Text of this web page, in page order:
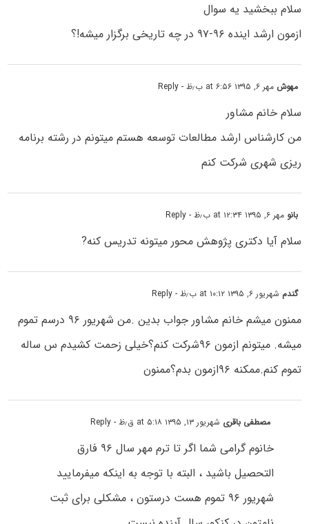
سلام ببخشید یه سوال
ازمون ارشد اینده ۹۶-۹۷ در چه تاریخی برگزار میشه!؟
مهوش مهر ۶, ۱۳۹۵ at ۶:۵۶ ب٫ظ - Reply
سلام خانم مشاور
من کارشناس ارشد مطالعات توسعه هستم میتونم در رشته برنامه
ریزی شهری شرکت کنم
بانو مهر ۶, ۱۳۹۵ at ۱۲:۳۴ ب٫ظ - Reply
سلام آیا دکتری پژوهش محور میتونه تدریس کنه?
گندم شهریور ۶, ۱۳۹۵ at ۱۰:۱۲ ب٫ظ - Reply
ممنون میشم خانم مشاور جواب بدین .من شهریور ۹۶ درسم تموم
میشه. میتونم ازمون ۹۶شرکت کنم؟خیلی زحمت کشیدم س ساله
تموم کنم.ممکنه ۹۶ازمون بدم؟ممنون
مصطفی باقری شهریور ۱۳, ۱۳۹۵ at ۵:۱۸ ق٫ظ - Reply
خانوم گرامی شما اگر تا ترم مهر سال ۹۶ فارق
التحصیل باشید ، البته با توجه به اینکه میفرمایید
شهریور ۹۶ تموم هست درستون ، مشکلی برای ثبت